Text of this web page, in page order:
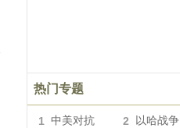
热门专题
1 中美对抗 2 以哈战争